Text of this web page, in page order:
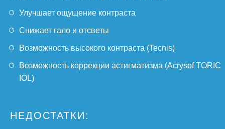
Улучшает ощущение контраста
Снижает гало и отсветы
Возможность высокого контраста (Tecnis)
Возможность коррекции астигматизма (Acrysof TORIC
IOL)
НЕДОСТАТКИ: